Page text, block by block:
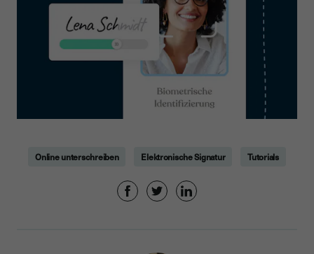
Online unterschreiben Elektronische Signatur Tutorials